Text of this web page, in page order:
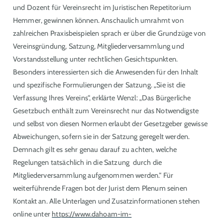
und Dozent für Vereinsrecht im Juristischen Repetitorium
Hemmer, gewinnen können. Anschaulich umrahmt von
zahlreichen Praxisbeispielen sprach er über die Grundzüge von
Vereinsgründung, Satzung, Mitgliederversammlung und
Vorstandsstellung unter rechtlichen Gesichtspunkten.
Besonders interessierten sich die Anwesenden für den Inhalt
und spezifische Formulierungen der Satzung. „Sie ist die
Verfassung Ihres Vereins“, erklärte Wenzl: „Das Bürgerliche
Gesetzbuch enthält zum Vereinsrecht nur das Notwendigste
und selbst von diesen Normen erlaubt der Gesetzgeber gewisse
Abweichungen, sofern sie in der Satzung geregelt werden.
Demnach gilt es sehr genau darauf zu achten, welche
Regelungen tatsächlich in die Satzung durch die
Mitgliederversammlung aufgenommen werden.“ Für
weiterführende Fragen bot der Jurist dem Plenum seinen
Kontakt an. Alle Unterlagen und Zusatzinformationen stehen
online unter https://www.dahoam-im-